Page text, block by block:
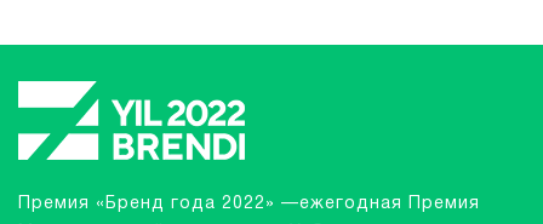
Премия «Бренд года 2022» —ежегодная Премия